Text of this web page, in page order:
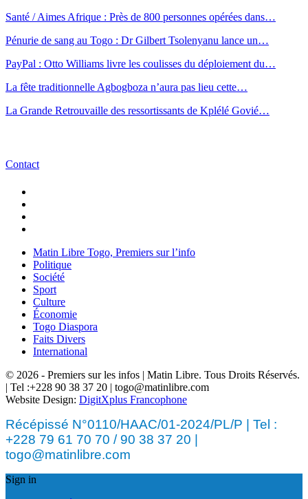
Santé / Aimes Afrique : Près de 800 personnes opérées dans…
Pénurie de sang au Togo : Dr Gilbert Tsolenyanu lance un…
PayPal : Otto Williams livre les coulisses du déploiement du…
La fête traditionnelle Agbogboza n’aura pas lieu cette…
La Grande Retrouvaille des ressortissants de Kplélé Govié…
Contact
Matin Libre Togo, Premiers sur l’info
Politique
Société
Sport
Culture
Économie
Togo Diaspora
Faits Divers
International
© 2026 - Premiers sur les infos | Matin Libre. Tous Droits Réservés.
| Tel :+228 90 38 37 20 | togo@matinlibre.com
Website Design: DigitXplus Francophone
Récépissé N°0110/HAAC/01-2024/PL/P | Tel :
+228 79 61 70 70 / 90 38 37 20 |
togo@matinlibre.com
Sign in